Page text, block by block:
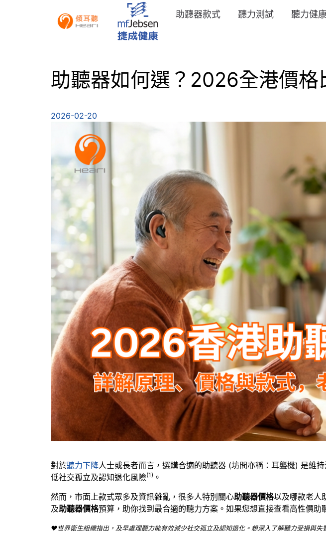
助聽器款式 聽力測試 聽力健
助聽器如何選？2026全港價
2026-02-20
對於聽力下降人士或長者而言，選購合適的助聽器 (坊間亦稱：耳聾機) 是維
低社交孤立及認知退化風險(1) 。
然而，市面上款式眾多及資訊雜亂，很多人特別關心助聽器價格以及哪款老人
及助聽器價格預算，助你找到最合適的聽力方案。如果您想直接查看高性價助
❤️世界衛生組織指出，及早處理聽力能有效減少社交孤立及認知退化。想深入了解聽力受損與失